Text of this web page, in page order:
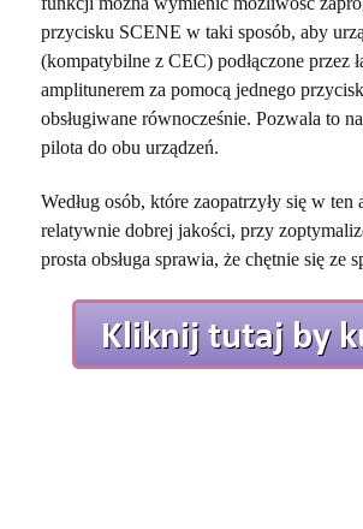
przycisku SCENE w taki sposób, aby
(kompatybilne z CEC) podłączone przez
amplitunerem za pomocą jednego
obsługiwane równocześnie. Pozwala to
pilota do obu urządzeń.
Według osób, które zaopatrzyły się w ten
relatywnie dobrej jakości, przy
prosta obsługa sprawia, że chętnie się ze